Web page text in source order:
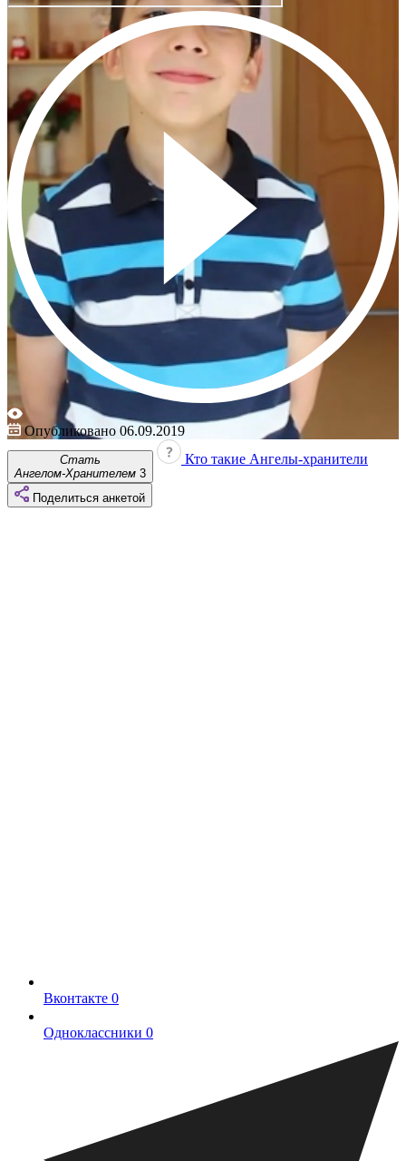
Опубликовано 06.09.2019
Стать
Ангелом-Хранителем 3
Кто такие Ангелы-хранители
Поделиться анкетой
Вконтакте 0
Одноклассники 0